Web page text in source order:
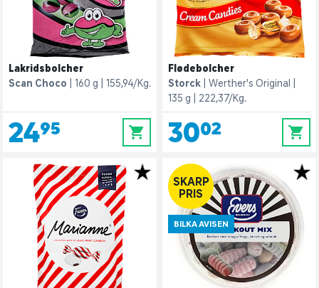
Lakridsbolcher
Scan Choco
160 g 155,94/Kg.
24,95 0
Flødebolcher
Storck
Werther's Original
135 g
222,37/Kg.
30,02 0
SKARP
PRIS
BILKA AVISEN